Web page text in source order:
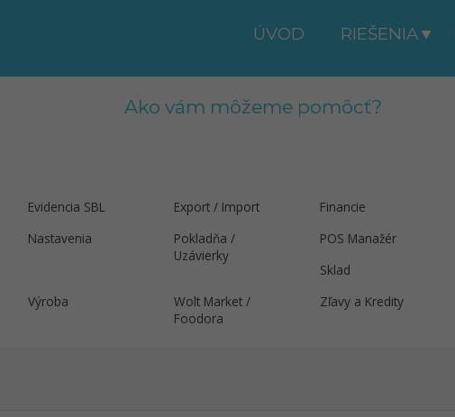
ÚVOD RIEŠENIA
Ako vám môžeme pomôcť?
Evidencia SBL Export / Import Financie
Nastavenia
Pokladňa /
Uzávierky
POS Manažér
Sklad
Výroba
Wolt Market /
Foodora
Zľavy a Kredity